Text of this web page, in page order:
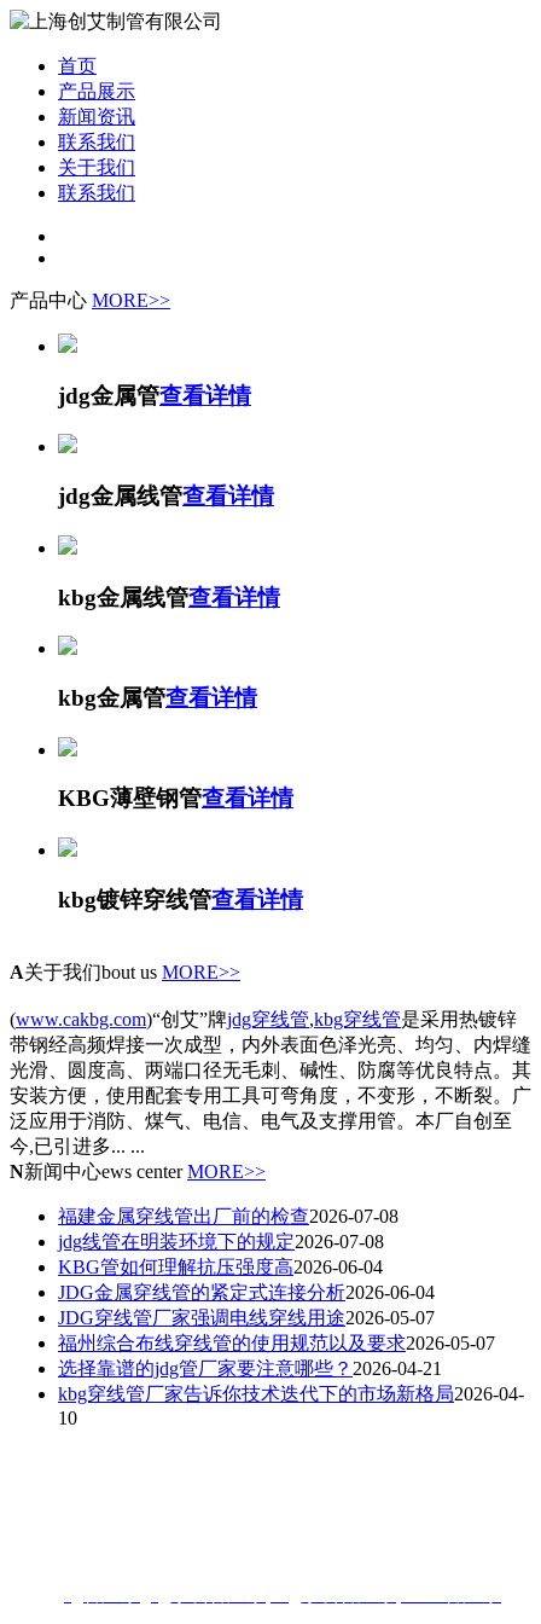
首页
产品展示
新闻资讯
联系我们
关于我们
联系我们
产品中心 MORE>>
jdg金属管查看详情
jdg金属线管查看详情
kbg金属线管查看详情
kbg金属管查看详情
KBG薄壁钢管查看详情
kbg镀锌穿线管查看详情
A关于我们bout us MORE>>
(www.cakbg.com)“创艾”牌jdg穿线管,kbg穿线管是采用热镀锌
带钢经高频焊接一次成型，内外表面色泽光亮、均匀、内焊缝
光滑、圆度高、两端口径无毛刺、碱性、防腐等优良特点。其
安装方便，使用配套专用工具可弯角度，不变形，不断裂。广
泛应用于消防、煤气、电信、电气及支撑用管。本厂自创至
今,已引进多... ...
N新闻中心ews center MORE>>
福建金属穿线管出厂前的检查2026-07-08
jdg线管在明装环境下的规定2026-07-08
KBG管如何理解抗压强度高2026-06-04
JDG金属穿线管的紧定式连接分析2026-06-04
JDG穿线管厂家强调电线穿线用途2026-05-07
福州综合布线穿线管的使用规范以及要求2026-05-07
选择靠谱的jdg管厂家要注意哪些？ 2026-04-21
kbg穿线管厂家告诉你技术迭代下的市场新格局2026-04-
10